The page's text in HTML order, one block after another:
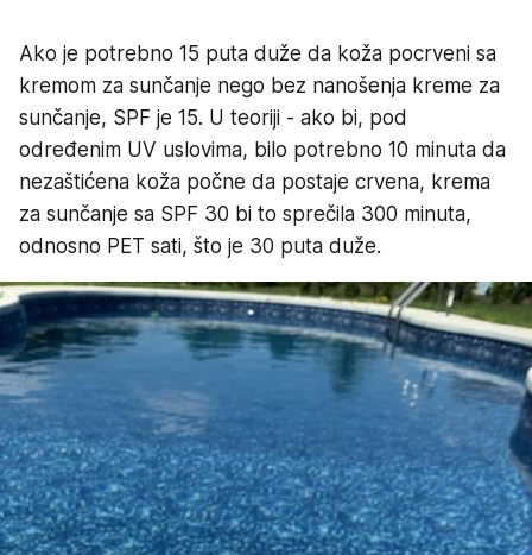
Ako je potrebno 15 puta duže da koža pocrveni sa
kremom za sunčanje nego bez nanošenja kreme za
sunčanje, SPF je 15. U teoriji - ako bi, pod
određenim UV uslovima, bilo potrebno 10 minuta da
nezaštićena koža počne da postaje crvena, krema
za sunčanje sa SPF 30 bi to sprečila 300 minuta,
odnosno PET sati, što je 30 puta duže.